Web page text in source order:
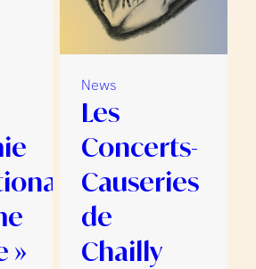
»
News
Les
Concerts-
Causeries
de
Chailly